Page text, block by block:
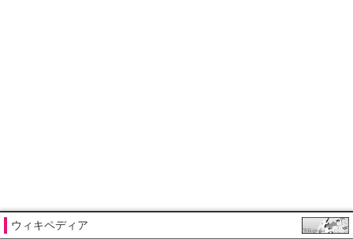
ウィキペディア